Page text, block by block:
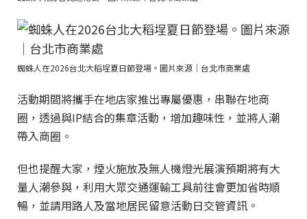
蜘蛛人在2026台北大稻埕夏日節登場。圖片來源｜台北市商業處
活動期間將攜手在地店家推出專屬優惠，串聯在地商
圈，透過與IP結合的集章活動，增加趣味性，並將人潮
帶入商圈。
但也提醒大家，煙火施放及無人機燈光展演預期將有大
量人潮參與，利用大眾交通運輸工具前往會更加省時順
暢，並請用路人及當地居民留意活動日交管資訊。